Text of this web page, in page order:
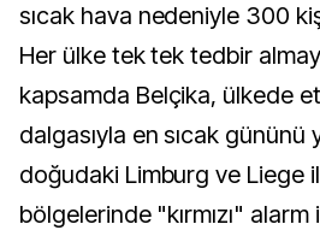
sıcak hava nedeniyle 300 kişi
Her ülke tek tek tedbir
kapsamda Belçika, ülkede
dalgasıyla en sıcak gününü
doğudaki Limburg ve Liege
bölgelerinde "kırmızı"